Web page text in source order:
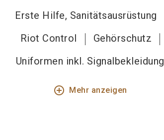
Erste Hilfe, Sanitätsausrüstung
Riot Control
Gehörschutz
Uniformen inkl. Signalbekleidung
add_circle_outline Mehr anzeigen